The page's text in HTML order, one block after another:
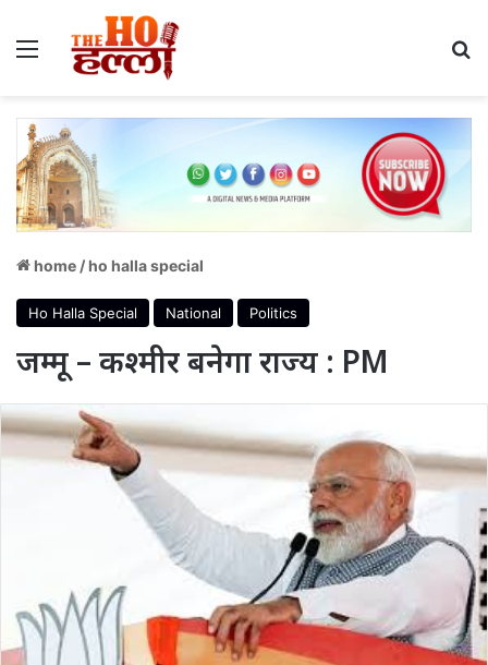
Menu
home /ho halla special
Ho Halla Special National Politics
जम्मू – कश्मीर बनेगा राज्य : PM